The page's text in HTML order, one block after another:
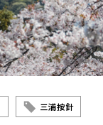
三浦按針